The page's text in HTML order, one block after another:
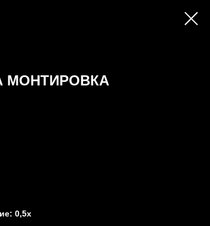
МОНТИРОВКА
0,5х